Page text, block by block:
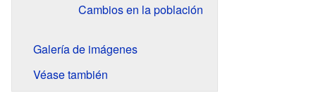
Cambios en la población
Galería de imágenes
Véase también